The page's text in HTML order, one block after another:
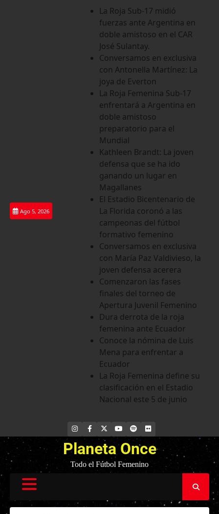
Ago 5, 2026
La Roja Sub-17 midió
fuerzas ante Argentina en
doble amistoso en el CAR
José Sulantay.
Conversamos en exclusiva
con Antonella Martínez: La
joya de Everton
La Roja Femenina Sub-17
enfrentará a Argentina en
doble amistoso
preparatorio para el
Mundial
Kathleen Brandt: La joven
defensa que se ha ido
ganando un lugar en
Magallanes
El Estadio Bicentenario de
La Florida coronó a las
campeonas del fútbol
formativo femenino
Conversamos en exclusiva
con María Paz Valdivieso, la
joven defensa acerera
Comenzaron las fases
finales del torneo de
Apertura Juvenil Femenino
Dura derrota de la roja
femenina ante Ecuador
Conoce la nómina de Luis
Mena para enfrentar a
Ecuador
La Roja Femenina define su
clasificación en el Estadio
Nacional este 5 de junio
INSTAGRAM
FACEBOOK YOUTUBE
SPOTIFYFLICKR
Planeta Once
Todo el Fútbol Femenino